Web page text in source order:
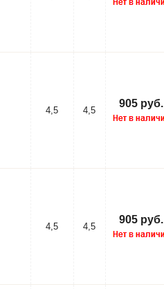
4,5 4,5
905 руб.
4,5 4,5
905 руб.